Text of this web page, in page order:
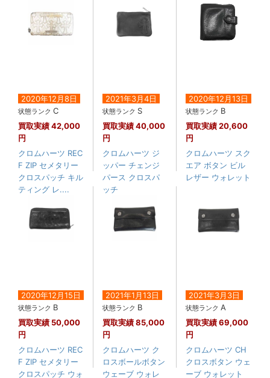
2020年12月8日
状態ランク C
買取実績42,000
円
クロムハーツ REC
F ZIP セメタリー
クロスパッチ キル
ティング レ....
2021年3月4日
状態ランク S
買取実績40,000
円
クロムハーツ ジ
ッパー チェンジ
パース クロスパ
ッチ
2020年12月13日
状態ランク B
買取実績20,600
円
クロムハーツ スク
エア ボタン ビル
レザー ウォレット
2020年12月15日
状態ランク B
買取実績 50,000
円
クロムハーツ REC
F ZIP セメタリー
クロスパッチ ウォ
2021年1月13日
状態ランク B
買取実績85,000
円
クロムハーツ ク
ロスボールボタン
ウェーブ ウォレ
2021年3月3日
状態ランクA
買取実績69,000
円
クロムハーツ CH
クロスボタン ウェ
ーブ ウォレット